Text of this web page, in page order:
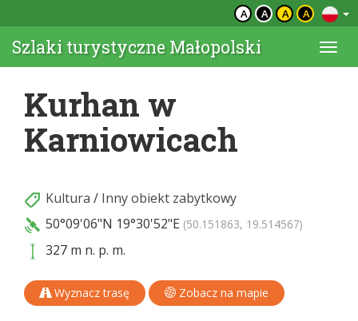
A A A A
Szlaki turystyczne Małopolski
Kurhan w
Karniowicach
Kultura / Inny obiekt zabytkowy
50°09'06"N 19°30'52"E (50.151863, 19.514567)
327 m n. p. m.
Wyznacz trasę Zobacz na mapie